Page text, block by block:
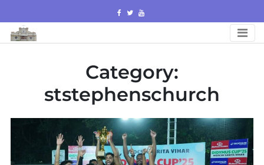
to
content
Category:
ststephenschurch